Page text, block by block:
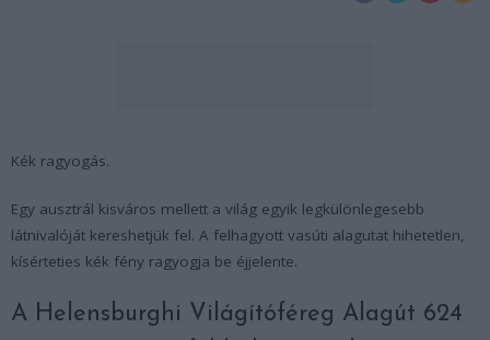
Kék ragyogás.
Egy ausztrál kisváros mellett a világ egyik legkülönlegesebb
látnivalóját kereshetjük fel. A felhagyott vasúti alagutat hihetetlen,
kísérteties kék fény ragyogja be éjjelente.
A Helensburghi Világítóféreg Alagút 624